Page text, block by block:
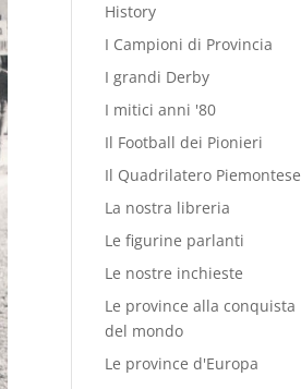
History
I Campioni di Provincia
I grandi Derby
I mitici anni '80
Il Football dei Pionieri
Il Quadrilatero Piemontese
La nostra libreria
Le figurine parlanti
Le nostre inchieste
Le province alla conquista
del mondo
Le province d'Europa